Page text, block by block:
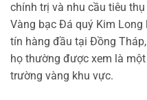
chính trị và nhu cầu tiêu
Vàng bạc Đá quý Kim
tín hàng đầu tại Đồng
họ thường được xem là
trường vàng khu vực.